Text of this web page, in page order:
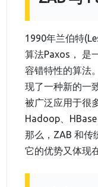
1990年兰伯特
算法Paxos， 是
容错特性的算法
现了一种新的一
被广泛应用于很
Hadoop、
那么，ZAB 和传
它的优势又体现